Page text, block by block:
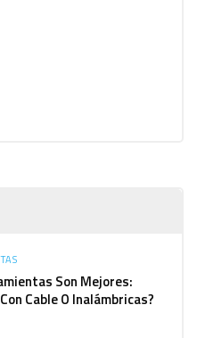
Son Mejores:
Cable O Inalámbricas?